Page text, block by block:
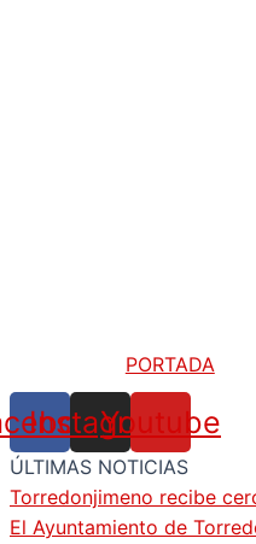
PORTADA
Instagram
Youtube
ÚLTIMAS NOTICIAS
Torredonjimeno recibe
El Ayuntamiento de